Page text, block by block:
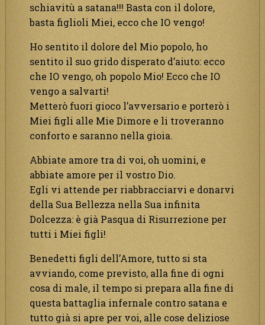
schiavitù a satana!!! Basta con il dolore,
basta figlioli Miei, ecco che IO vengo!
Ho sentito il dolore del Mio popolo, ho
sentito il suo grido disperato d’aiuto: ecco
che IO vengo, oh popolo Mio! Ecco che IO
vengo a salvarti!
Metterò fuori gioco l’avversario e porterò i
Miei figli alle Mie Dimore e li troveranno
conforto e saranno nella gioia.
Abbiate amore tra di voi, oh uomini, e
abbiate amore per il vostro Dio.
Egli vi attende per riabbracciarvi e donarvi
della Sua Bellezza nella Sua infinita
Dolcezza: è già Pasqua di Risurrezione per
tutti i Miei figli!
Benedetti figli dell’Amore, tutto si sta
avviando, come previsto, alla fine di ogni
cosa di male, il tempo si prepara alla fine di
questa battaglia infernale contro satana e
tutto già si apre per voi, alle cose deliziose